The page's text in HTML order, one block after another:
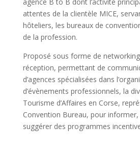
attentes de la clientèle MICE,
hôteliers, les bureaux de
de la profession.
Proposé sous forme de networking
réception, permettant de
d’agences spécialisées dans
d’évènements professionnels, la
Tourisme d’Affaires en Corse,
Convention Bureau, pour
suggérer des programmes